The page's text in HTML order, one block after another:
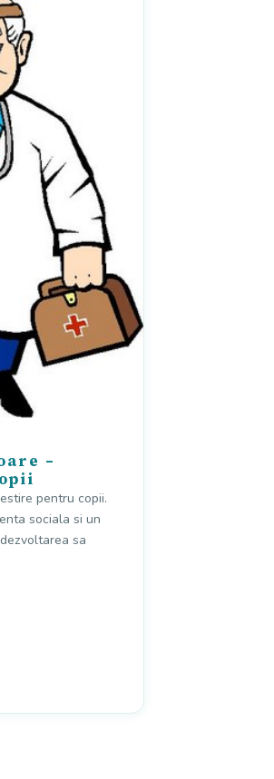
–
pentru copii.
sociala si un
sa